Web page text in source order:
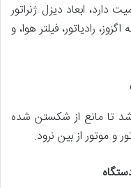
دارد، ابعاد دیزل ژنراتور
رادیاتور، فیلتر هوا، و
تا مانع از شکستن شده
و موتور از بین نرود.